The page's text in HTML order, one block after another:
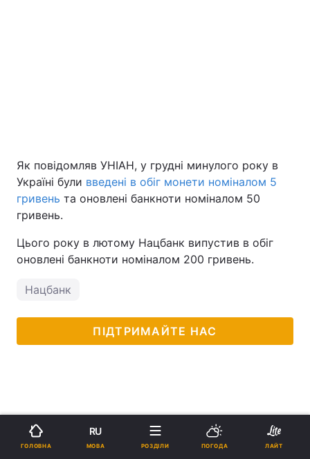
Як повідомляв УНІАН, у грудні минулого року в
Україні були введені в обіг монети номіналом 5
гривень та оновлені банкноти номіналом 50
гривень.
Цього року в лютому Нацбанк випустив в обіг
оновлені банкноти номіналом 200 гривень.
Нацбанк
ПІДТРИМАЙТЕ НАС
ГОЛОВНА
RU
МОВА РОЗДІЛИ ПОГОДА ЛАЙТ